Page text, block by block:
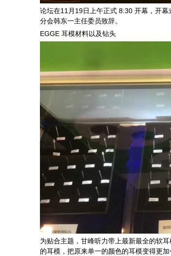
论坛在11月19日上午正式 8:30 开幕，开
分会韩东一主任委员致辞。
EGGE 耳模材料以及钻头
为贴合主题，甘峰听力带上最新最全的软
的耳模，把原来单一的颜色的耳模变得更加